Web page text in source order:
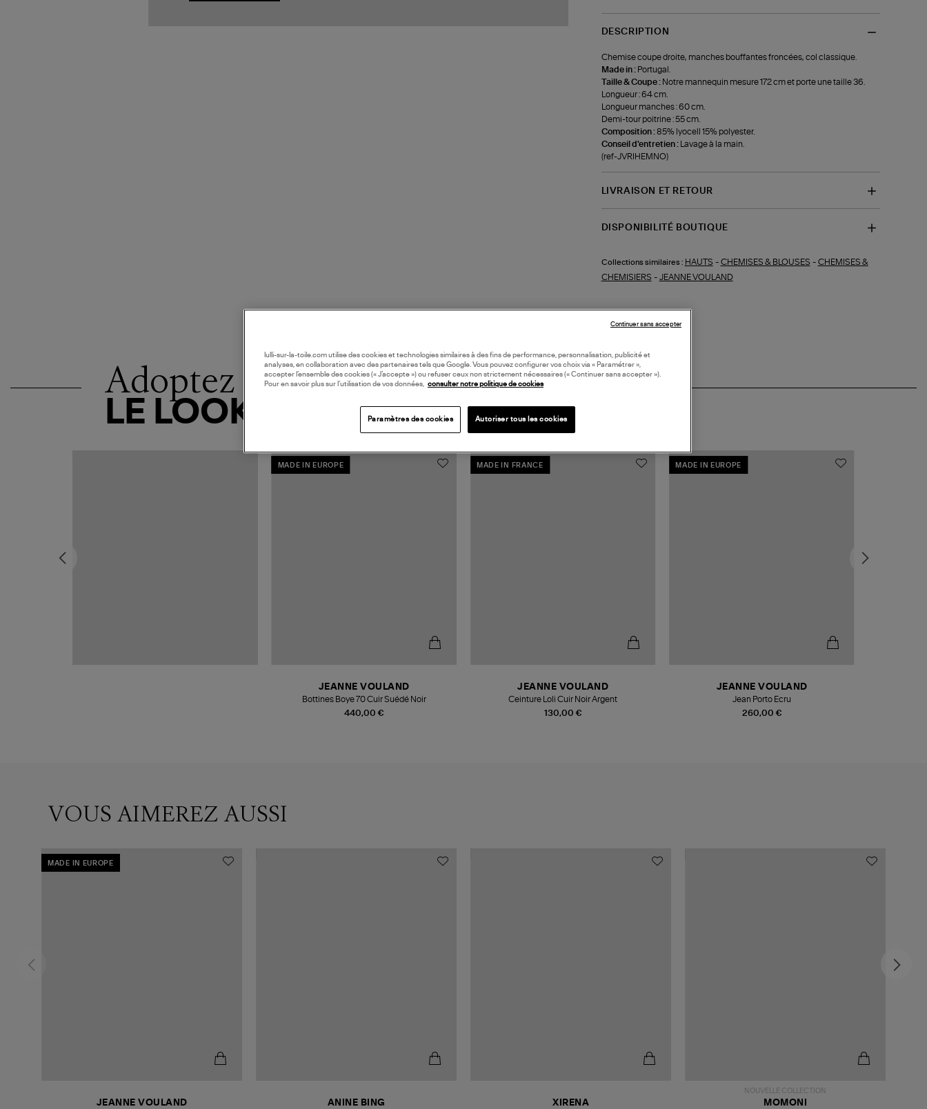
DESCRIPTION
Chemise coupe droite, manches bouffantes froncées, col classique.
Made in : Portugal.
Taille & Coupe : Notre mannequin mesure 172 cm et porte une taille 36.
Longueur : 64 cm.
Longueur manches : 60 cm.
Demi-tour poitrine : 55 cm.
Composition :85% lyocell 15% polyester.
Conseil d'entretien :
Lavage à la main.
(ref-JVRIHEMNO)
LIVRAISON ET RETOUR
DISPONIBILITÉ BOUTIQUE
Collections similaires : HAUTS - CHEMISES & BLOUSES - CHEMISES &
CHEMISIERS - JEANNE VOULAND
Adoptez
LE LOOK
MADE IN EUROPE
440,00 €
JEANNE VOULAND
Bottines Boye 70 Cuir Suédé Noir
MADE IN FRANCE
130,00 €
JEANNE VOULAND
Ceinture Loli Cuir Noir Argent
MADE IN EUROPE
260,00 €
JEANNE VOULAND
Jean Porto Ecru
VOUS AIMEREZ AUSSI
MADE IN EUROPE
JEANNE VOULAND ANINE BING XIRENA
NOUVELLE COLLECTION
MOMONI
lulli-sur-la-toile.com utilise des cookies et technologies similaires à des fins de performance, personnalisation, publicité et
analyses, en collaboration avec des partenaires tels que Google. Vous pouvez configurer vos choix via « Paramétrer »,
accepter l’ensemble des cookies (« J’accepte ») ou refuser ceux non strictement nécessaires (« Continuer sans accepter »).
Pour en savoir plus sur l’utilisation de vos données, consulter notre politique de cookies
Paramètres des cookies Autoriser tous les cookies
Continuer sans accepter